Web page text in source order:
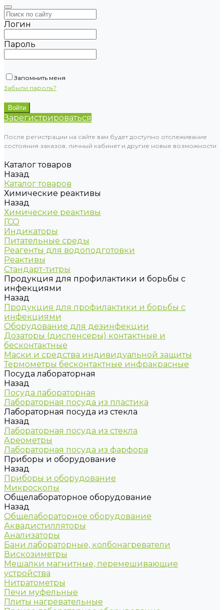
Логин
Пароль
Запомнить меня
Забыли пароль?
Зарегистрироваться
После регистрации на сайте вам будет доступно отслеживание
состояния заказов, личный кабинет и другие новые возможности
Каталог товаров
Назад
Каталог товаров
Химические реактивы
Назад
Химические реактивы
ГСО
Индикаторы
Питательные среды
Реагенты для водоподготовки
Реактивы
Стандарт-титры
Продукция для профилактики и борьбы с
инфекциями
Назад
Продукция для профилактики и борьбы с
инфекциями
Оборудование для дезинфекции
Дозаторы (диспенсеры) контактные и
бесконтактные
Маски и средства индивидуальной защиты
Термометры бесконтактные инфракрасные
Посуда лабораторная
Назад
Посуда лабораторная
Лабораторная посуда из пластика
Лабораторная посуда из стекла
Назад
Лабораторная посуда из стекла
Ареометры
Лабораторная посуда из фарфора
Приборы и оборудование
Назад
Приборы и оборудование
Микроскопы
Общелабораторное оборудование
Назад
Общелабораторное оборудование
Аквадистилляторы
Анализаторы
Бани лабораторные, колбонагреватели
Вискозиметры
Мешалки магнитные, перемешивающие
устройства
Нитратометры
Печи муфельные
Плиты нагревательные